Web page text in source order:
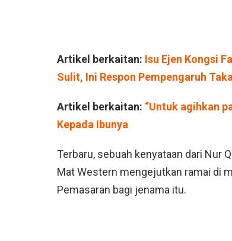
Artikel berkaitan: Isu Ejen Kongsi
Sulit, Ini Respon Pempengaruh
Artikel berkaitan: “Untuk agihkan
Kepada Ibunya
Terbaru, sebuah kenyataan dari Nur
Mat Western mengejutkan ramai di
Pemasaran bagi jenama itu.